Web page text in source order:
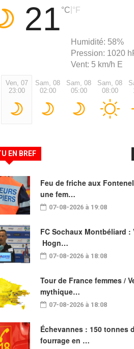
21 °C °F
Humidité: 58%
Pression: 1020
Vent: 5 km/h E
Ven, 07
23:00
Sam, 08
02:00
Sam, 08
05:00
Sam, 08
08:00
EN BREF
Feu de friche aux
une fem…
07-08-2026 à 19:08
FC Sochaux Montbéliard :
Hogn…
07-08-2026 à 18:08
Tour de France femmes /
mythique…
07-08-2026 à 18:08
Échevannes : 150 tonnes
fourrage en …